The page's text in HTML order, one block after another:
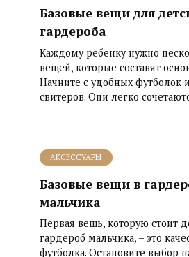
Базовые вещи для
гардероба
Каждому ребенку нужно
вещей, которые составят
Начните с удобных футболок
свитеров. Они легко
АКСЕССУАРЫ
Базовые вещи в
мальчика
Первая вещь, которую стоит
гардероб мальчика, – это
футболка. Остановите выбор